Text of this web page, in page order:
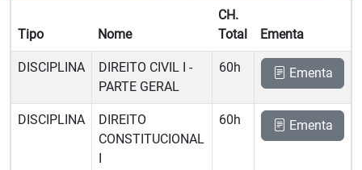
Tipo Nome
CH.
Total
Ementa
DISCIPLINA
DIREITO CIVIL I -
PARTE GERAL
60h Ementa
DISCIPLINA
DIREITO
CONSTITUCIONAL
I
60h Ementa